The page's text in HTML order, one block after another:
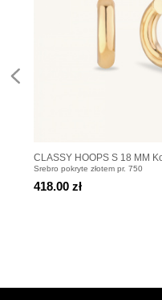
CLASSY HOOPS S 18 MM
Srebro pokryte złotem pr. 750
418.00 zł